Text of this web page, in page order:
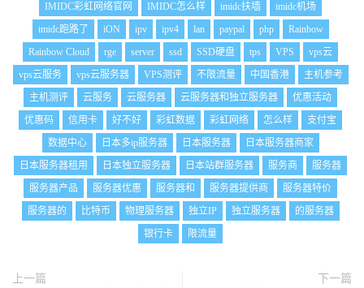
IMIDC彩虹网络官网
IMIDC怎么样 imidc扶墙
imidc机场
imidc跑路了
iON ipv ipv4 lan paypal php
Rainbow
Rainbow Cloud
rge server ssd SSD硬盘 tps VPS
vps云
vps云服务
vps云服务器 VPS测评 不限流量 中国香港
主机参考
主机测评
云服务 云服务器 云服务器和独立服务器
优惠活动
优惠码
信用卡 好不好 彩虹数据 彩虹网络 怎么样
支付宝
数据中心
日本多ip服务器 日本服务器
日本服务器商家
日本服务器租用
日本独立服务器 日本站群服务器 服务商
服务器
服务器产品
服务器优惠 服务器和 服务器提供商
服务器特价
服务器的
比特币 物理服务器 独立IP 独立服务器
的服务器
银行卡
限流量
上一篇
下一篇